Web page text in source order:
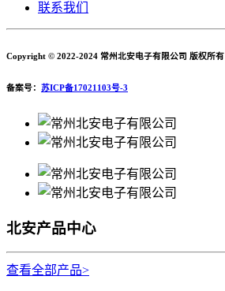
联系我们
Copyright © 2022-2024 常州北安电子有限公司 版权所有
备案号： 苏ICP备17021103号-3
北安产品中心
查看全部产品>